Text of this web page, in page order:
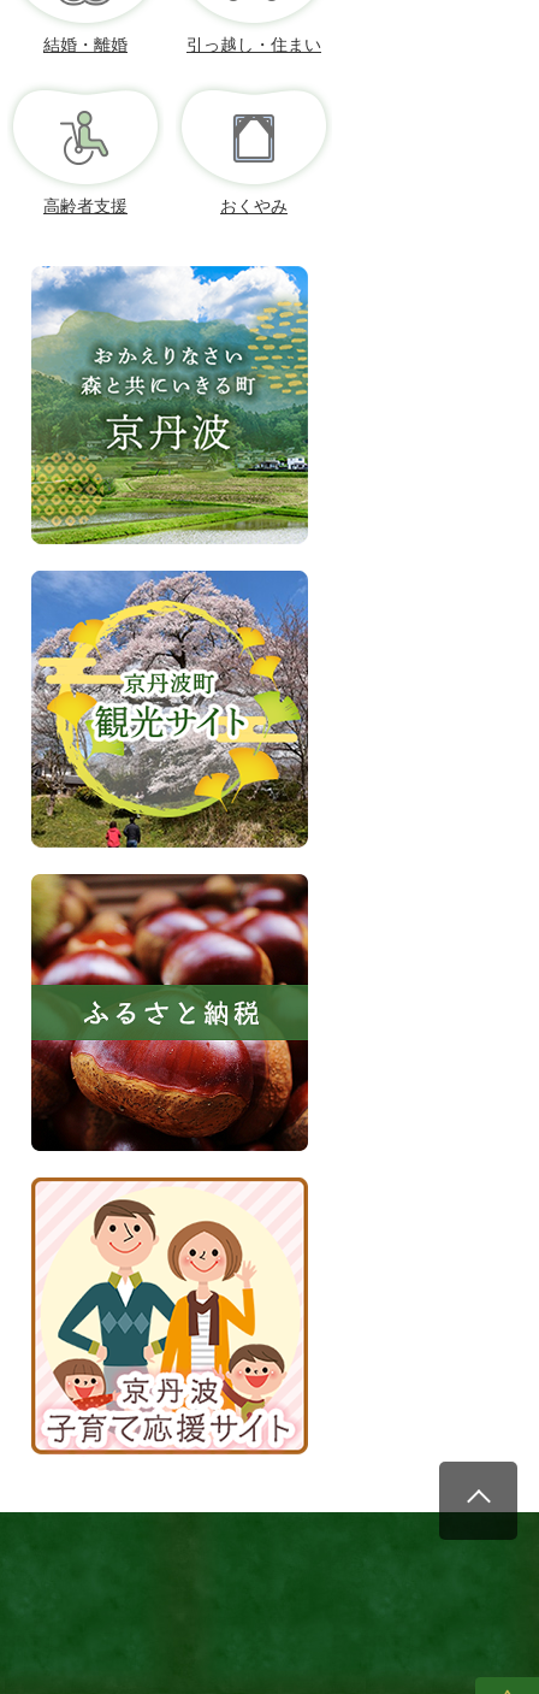
結婚・離婚 引っ越し・住まい
高齢者支援 おくやみ
お
か
え
り
な
さ
い、
森
と
共
に
き
町
京
丹
波
京
波
町
観
光
サ
イ
ト
ふ
さ
と
納
京
応
イ
ト